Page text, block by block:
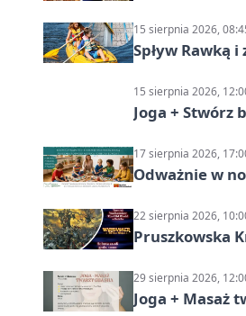
15 sierpnia 2026,
Spływ Rawką
15 sierpnia 2026,
Joga + Stwórz
17 sierpnia 2026,
Odważnie w
22 sierpnia 2026,
Pruszkowska
29 sierpnia 2026,
Joga + Masaż